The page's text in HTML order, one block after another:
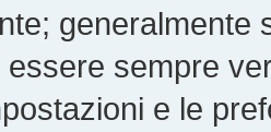
generalmente
essere sempre
e le